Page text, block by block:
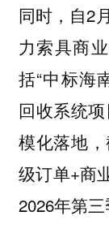
同时，自2
力索具商
括“中标海
回收系统
模化落地
级订单+商
2026年第三